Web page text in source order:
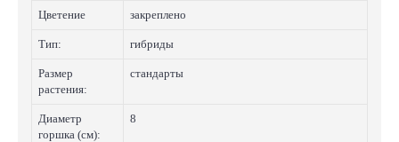
Цветение закреплено
Тип: гибриды
Размер
растения:
стандарты
Диаметр
горшка (см):
8